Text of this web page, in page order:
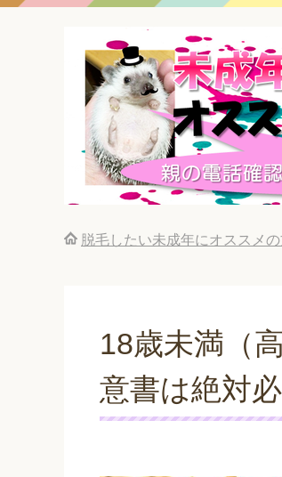
脱毛したい未成年にオススメ
18歳未満（
意書は絶対